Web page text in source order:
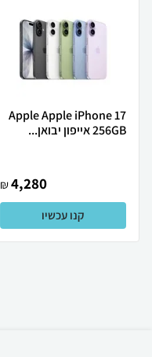
Apple Apple iPhone 17
256GB אייפון יבואן...
4,280
₪
קנו עכשיו